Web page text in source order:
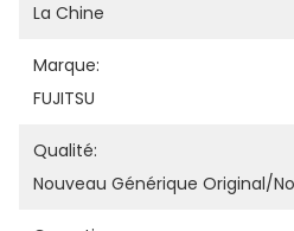
La Chine
Marque:
FUJITSU
Qualité:
Nouveau Générique Original/